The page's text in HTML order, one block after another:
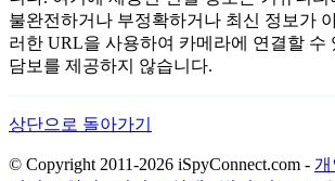
불완전하거나 부정확하거나 최신 정보가
러한 URL을 사용하여 카메라에 연결할 수
담보를 제공하지 않습니다.
상단으로 돌아가기
© Copyright 2011-2026 iSpyConnect.com - 개